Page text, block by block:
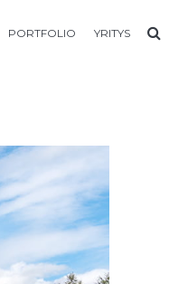
PORTFOLIO YRITYS